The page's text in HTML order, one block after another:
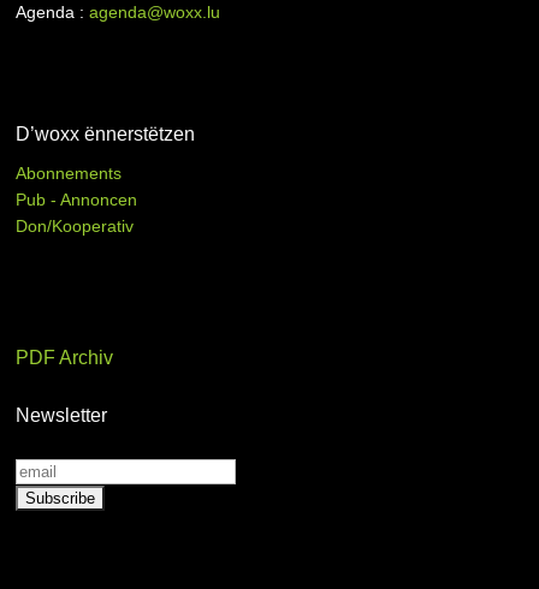
Agenda :agenda@woxx.lu
D’woxx ënnerstëtzen
Abonnements
Pub - Annoncen
Don/Kooperativ
PDF Archiv
Newsletter